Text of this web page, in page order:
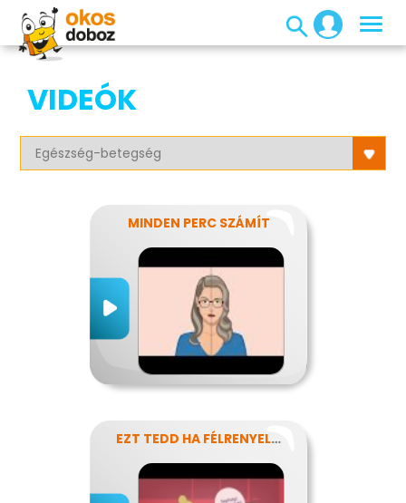
VIDEÓK
MINDEN PERC SZÁMÍT
EZT TEDD HA FÉLRENYELT VALAKI